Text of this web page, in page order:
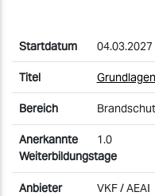
04.03.2027
1.0
VKF / AEAI